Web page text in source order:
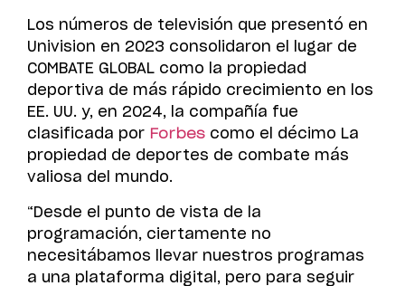
Los números de televisión que presentó en
Univision en 2023 consolidaron el lugar de
COMBATE GLOBAL como la propiedad
deportiva de más rápido crecimiento en los
EE. UU. y, en 2024, la compañía fue
clasificada por Forbes como el décimo La
propiedad de deportes de combate más
valiosa del mundo.
“Desde el punto de vista de la
programación, ciertamente no
necesitábamos llevar nuestros programas
a una plataforma digital, pero para seguir